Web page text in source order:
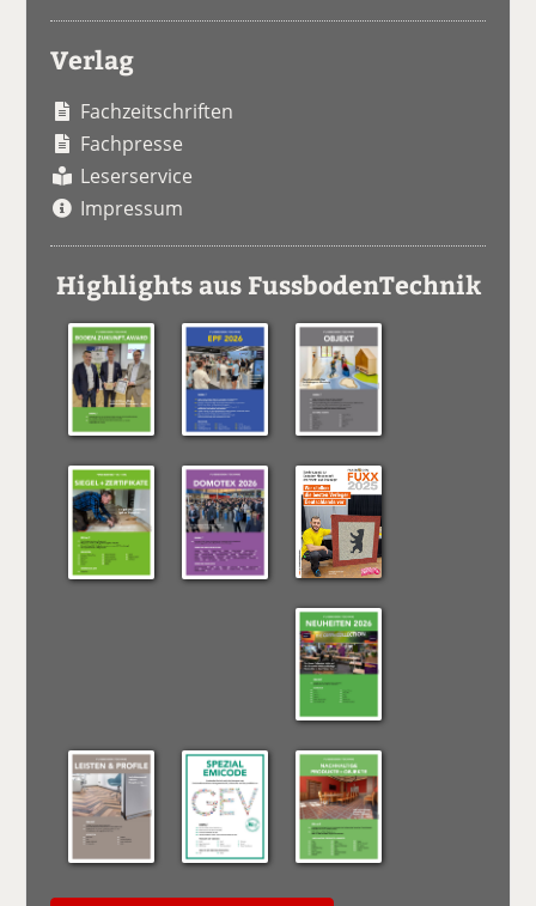
Verlag
Fachzeitschriften
Fachpresse
Leserservice
Impressum
Highlights aus FussbodenTechnik